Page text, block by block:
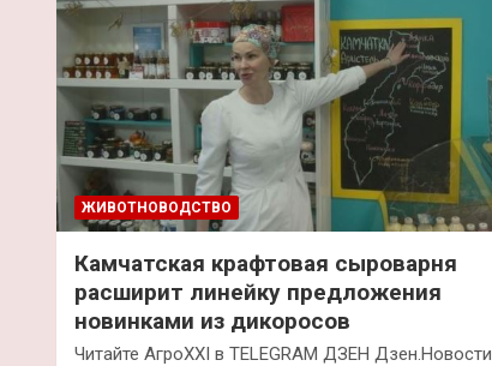
ЖИВОТНОВОДСТВО
Камчатская крафтовая сыроварня
расширит линейку предложения
новинками из дикоросов
Читайте АгроXXI в TELEGRAM ДЗЕН Дзен.Новости